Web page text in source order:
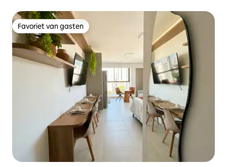
Favoriet van gasten
Favoriet van gasten